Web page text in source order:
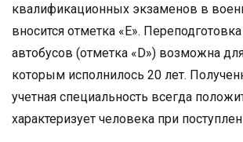
квалификационных экзаменов в
вносится отметка «Е».
автобусов (отметка «D») возможна
которым исполнилось 20 лет.
учетная специальность всегда
характеризует человека при